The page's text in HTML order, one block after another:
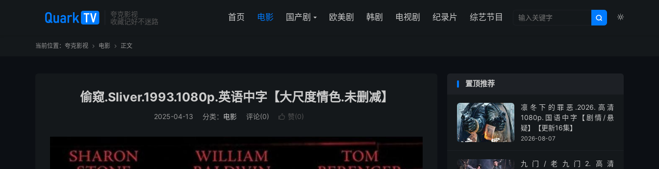
夸克影视
收藏记好不迷路


首页 电影 国产剧 欧美剧 韩剧 电视剧 纪录片 综艺节目
当前位置： 夸克影视  电影  正文
偷窥.Sliver.1993.1080p.英语中字【大尺度情色.未删减】
2025-04-13 分类： 电影 评论(0)  赞(0)
置顶推荐
凛冬下的罪恶.2026.高清
1080p.国语中字【剧情/悬
疑】【更新16集】
2026-08-07
九门/老九门2.高清